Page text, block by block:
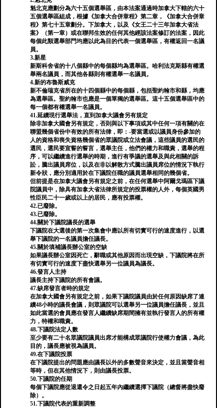
魁北克應劃分為六十五個選舉區，由本法案通過時加拿大下轄的六十
五個選舉區組成，根據《加拿大合併章程》第二章，《加拿大合併章
程》第七十五章劃分。下加拿大，以及《女王二十三年加拿大省法
案》（第一章）或在聯邦生效的任何其他經該法案修訂的法案，因此
每個此類選舉部門均應以此為目的代表一個選舉區，有權返回一名議
員。
3.新星
新斯科舍省的十八個縣中的每個縣均為選舉區。哈利法克斯縣有權選
舉兩名議員，而其他各縣則有權選舉一名議員。
4.新的布魯斯威克
新不倫瑞克省所在的十四個縣中的每個縣，包括聖約翰市和縣，均應
為選舉區。聖約翰市也應是一個單獨的選舉區。這十五個選舉區中的
每一個都有權選舉一名議員。
41.延續現行選舉法，直到加拿大議會另有規定
除非加拿大國會另有規定，否則與以下事項或其中任何一項有關的在
聯盟幾個省份中有效的所有法律，即：-要當選或以議員身份參加的
人的資格和喪失資格幾個省的眾議院或立法會議，這些議員的選民的
選民，選民要宣誓的誓言，選舉主任，他們的權力和職責，選舉的程
序，可以繼續進行選舉的時期，進行有爭議的選舉及與此相關的訴
訟，騰出議員席位，以及在非以解散方式騰出議員席位的情況下執行
新令狀，應分別適用於在下議院任職的議員選舉相同的幾個省。
但前提是在加拿大議會另有規定之前，在任何選舉中阿爾戈瑪區下議
院議員中，除具有加拿大省法律所規定的投票權的人外，每個英國男
性臣民二十一歲或以上的居民，應有投票權。
42.已廢除。
43.已廢除。
44.關於下議院議長的選舉
下議院在大選後的第一次集會中應以所有切實可行的速度進行，以選
舉下議院的一名議員擔任議長。
45.關於填補議長辦公室的空缺
如果議長辦公室因死亡，辭職或其他原因而出現空缺，下議院將在所
有切實可行的速度下盡快選舉另一位議員為議長。
46.發言人主持
議長主持下議院的所有會議。
47.缺席發言者時的規定
在加拿大國會另有規定之前，如果下議院議員由於任何原因缺席了連
續48小時的議長會議，則眾議院可以選舉另一位議員擔任議長，並且
如此當選的會員應在發言人繼續缺席期間擁有並執行發言人的所有權
力，特權和職責。
48.下議院法定人數
至少要有二十名眾議院議員出席才能構成眾議院行使權力會議，為此
目的，議長應被視為議員。
49.在下議院投票
在下議院提出的問題應由議長以外的多數聲音來決定，並且當聲音相
等時，但在其他情況下，則由議長投票。
50.下議院的任期
每個下議院應從退還令之日起五年內繼續選擇下議院（總督將盡快廢
除）。
51.下議院代表的重新調整